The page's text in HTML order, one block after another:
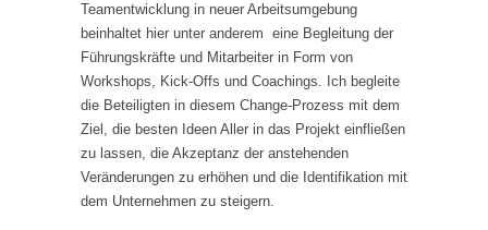
Teamentwicklung in neuer Arbeitsumgebung
beinhaltet hier unter anderem eine Begleitung der
Führungskräfte und Mitarbeiter in Form von
Workshops, Kick-Offs und Coachings. Ich begleite
die Beteiligten in diesem Change-Prozess mit dem
Ziel, die besten Ideen Aller in das Projekt einfließen
zu lassen, die Akzeptanz der anstehenden
Veränderungen zu erhöhen und die Identifikation mit
dem Unternehmen zu steigern.